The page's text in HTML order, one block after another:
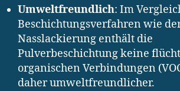
Umweltfreundlich: Im
Beschichtungsverfahren wie
Nasslackierung enthält die
Pulverbeschichtung keine
organischen Verbindungen
daher umweltfreundlicher.